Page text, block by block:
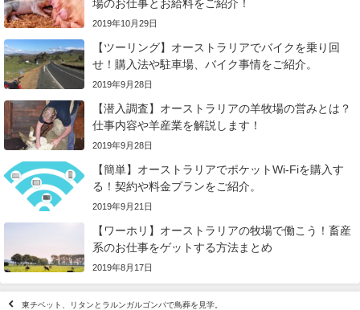
場のお仕事とお給料をご紹介！
2019年10月29日
【ツーリング】オーストラリアでバイクを乗り回
せ！購入法や駐車場、バイク事情をご紹介。
2019年9月28日
【潜入調査】オーストラリアの羊牧場の営みとは？
仕事内容や羊産業を解説します！
2019年9月28日
【簡単】オーストラリアでポケットWi-Fiを購入す
る！契約や料金プランをご紹介。
2019年9月21日
【ワーホリ】オーストラリアの牧場で働こう！畜産
系のお仕事をゲットする方法まとめ
2019年8月17日
東チベット、リタンとラルンガルゴンパで鳥葬を見学。